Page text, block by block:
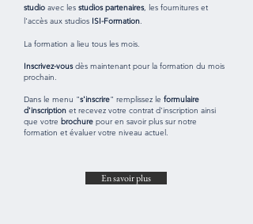
studio avec les studiospartenaires, les fournitures et
l'accès aux studios ISI-Formation.
La formation a lieu tous les mois.
Inscrivez-vousdès maintenant pour la formation du mois
prochain.
Dans le menu "s'inscrire" remplissez le formulaire
d'inscription et recevez votre contrat d'inscription ainsi
que votre brochure pour en savoir plus sur notre
formation et évaluer votre niveau actuel.
En savoir plus